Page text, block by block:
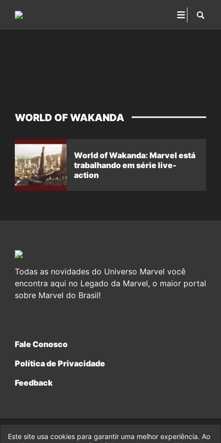
WORLD OF WAKANDA
World of Wakanda: Marvel está
trabalhando em série live-
action
Todas as novidades do Universo Marvel você
encontra aqui no Legado da Marvel, o maior portal
sobre Marvel do Brasil!
Fale Conosco
Política de Privacidade
Feedback
© 2017-2026 Legado da Marvel, uma empresa da Legado
Este site usa cookies para garantir uma melhor experiência. Ao